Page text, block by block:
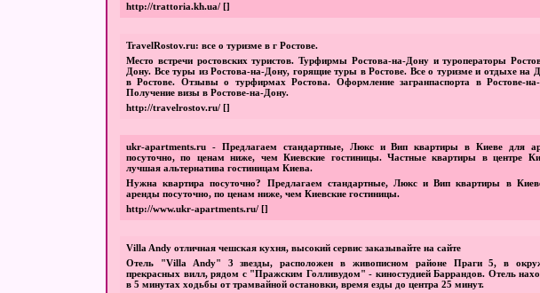
http://trattoria.kh.ua/ []
TravelRostov.ru: все о туризме в г Ростове.
Место встречи ростовских туристов. Турфирмы Ростова-на-Дону и туроператоры
Дону. Все туры из Ростова-на-Дону, горящие туры в Ростове. Все о туризме и отдыхе на
в Ростове. Отзывы о турфирмах Ростова. Оформление загранпаспорта в Ростове-
Получение визы в Ростове-на-Дону.
http://travelrostov.ru/ []
ukr-apartments.ru - Предлагаем стандартные, Люкс и Вип квартиры в Киеве для
посуточно, по ценам ниже, чем Киевские гостиницы. Частные квартиры в центре
лучшая альтернатива гостиницам Киева.
Нужна квартира посуточно? Предлагаем стандартные, Люкс и Вип квартиры в
аренды посуточно, по ценам ниже, чем Киевские гостиницы.
http://www.ukr-apartments.ru/ []
Villa Andy отличная чешская кухня, высокий сервис заказывайте на сайте
Отель "Villa Andy" 3 звезды, расположен в живописном районе Праги 5, в
прекрасных вилл, рядом с "Пражским Голливудом" - киностудией Баррандов. Отель
в 5 минутах ходьбы от трамвайной остановки, время езды до центра 25 минут.